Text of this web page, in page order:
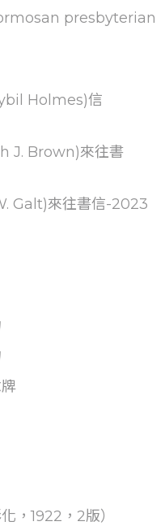
presbyterian
Holmes)信
J. Brown)來往書
Galt)來往書信-2023
，1922，2版）